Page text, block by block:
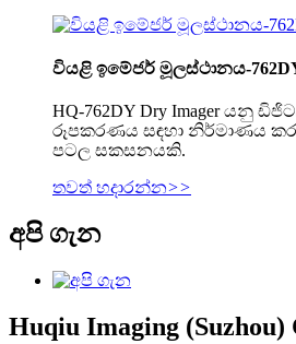
වියළි ඉමේජර් මූලස්ථානය-
HQ-762DY Dry ​​Imager යනු
රූපකරණය සඳහා නිර්මාණය කර
පටල සකසනයකි.
තවත් හදාරන්න>>
අපි ගැන
Huqiu Imaging (Suzhou)